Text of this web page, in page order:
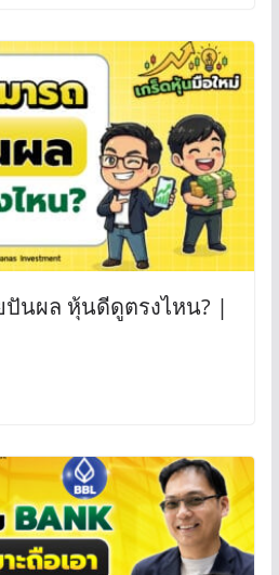
ปันผล หุ้นดีดูตรงไหน? |